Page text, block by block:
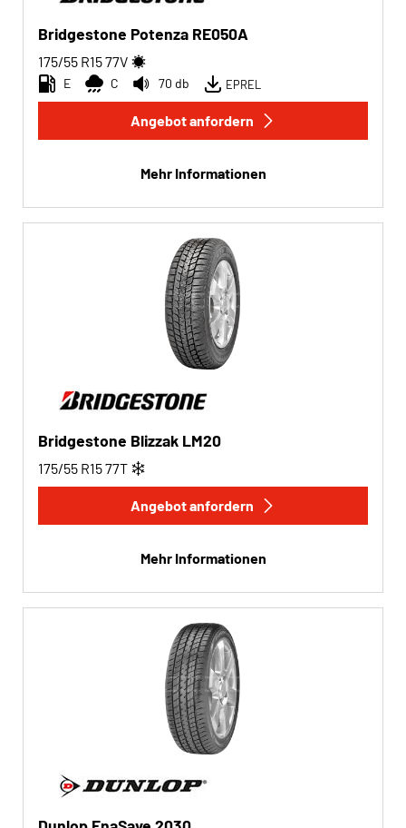
Bridgestone Potenza RE050A
175/55 R1577V
E C 70 db EPREL
Angebot anfordern
Mehr Informationen
Bridgestone Blizzak LM20
175/55 R1577T
Angebot anfordern
Mehr Informationen